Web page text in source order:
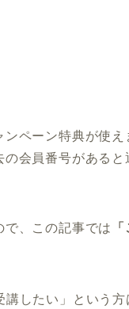
ペーン特典が使
会員番号がある
で、この記事では
講したい」という方